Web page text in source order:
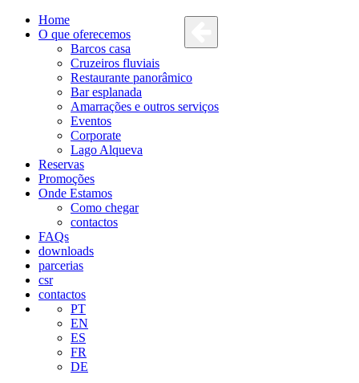
Home
O que oferecemos
Barcos casa
Cruzeiros fluviais
Restaurante panorâmico
Bar esplanada
Amarrações e outros serviços
Eventos
Corporate
Lago Alqueva
Reservas
Promoções
Onde Estamos
Como chegar
contactos
FAQs
downloads
parcerias
csr
contactos
PT
EN
ES
FR
DE